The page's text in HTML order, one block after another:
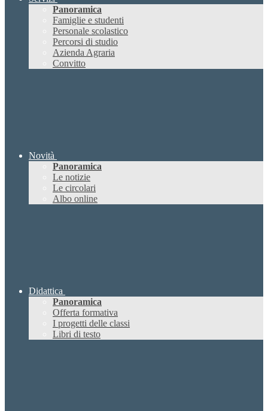
Panoramica
Famiglie e studenti
Personale scolastico
Percorsi di studio
Azienda Agraria
Convitto
Novità
Panoramica
Le notizie
Le circolari
Albo online
Didattica
Panoramica
Offerta formativa
I progetti delle classi
Libri di testo